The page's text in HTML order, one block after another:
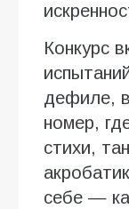
Конкурс
дефиле,
номер,
стихи,
себе —